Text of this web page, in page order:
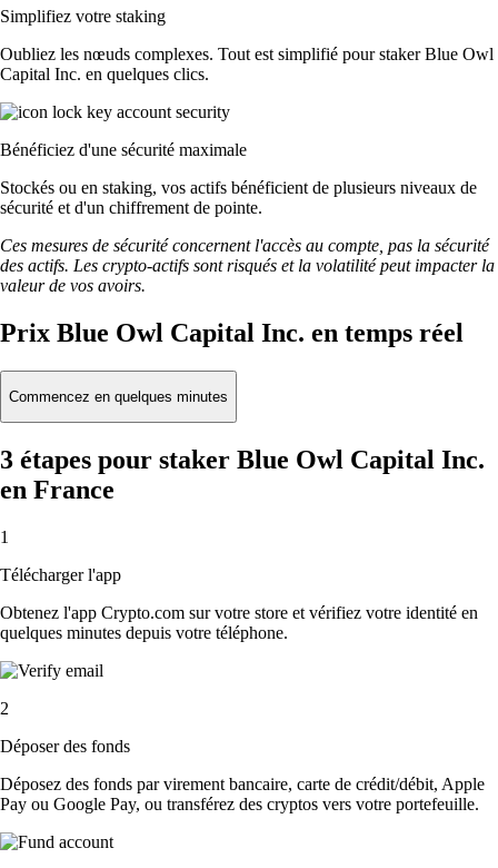
Simplifiez votre staking
Oubliez les nœuds complexes. Tout est simplifié pour staker Blue Owl
Capital Inc. en quelques clics.
Bénéficiez d'une sécurité maximale
Stockés ou en staking, vos actifs bénéficient de plusieurs niveaux de
sécurité et d'un chiffrement de pointe.
Ces mesures de sécurité concernent l'accès au compte, pas la sécurité
des actifs. Les crypto-actifs sont risqués et la volatilité peut impacter la
valeur de vos avoirs.
Prix Blue Owl Capital Inc. en temps réel
Commencez en quelques minutes
3 étapes pour staker Blue Owl Capital Inc.
en France
1
Télécharger l'app
Obtenez l'app Crypto.com sur votre store et vérifiez votre identité en
quelques minutes depuis votre téléphone.
2
Déposer des fonds
Déposez des fonds par virement bancaire, carte de crédit/débit, Apple
Pay ou Google Pay, ou transférez des cryptos vers votre portefeuille.